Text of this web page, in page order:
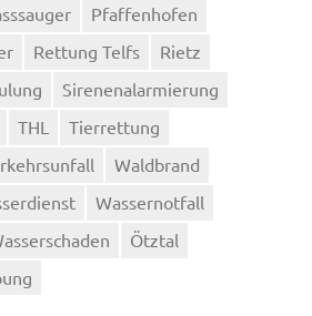
Pfaffenhofen
Rettung Telfs
Rietz
Sirenenalarmierung
THL
Tierrettung
Waldbrand
Wassernotfall
Ötztal